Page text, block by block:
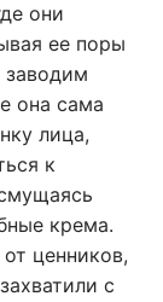
они
ее поры
она сама
лица,
к
крема.
от ценников,
с